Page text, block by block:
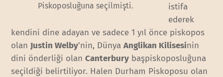
Piskoposluğuna seçilmişti.
istifa
ederek
kendini dine adayan ve sadece 1 yıl önce piskopos
olan Justin Welby’nin, DünyaAnglikan Kilisesinin
dini önderliği olanCanterbury başpiskoposluğuna
seçildiği belirtiliyor. Halen Durham Piskoposu olan